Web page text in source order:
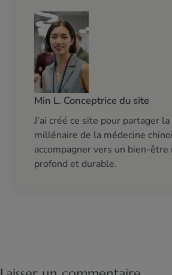
Min L. Conceptrice du site
J’ai créé ce site pour partager
millénaire de la médecine
accompagner vers un bien-être
profond et durable.